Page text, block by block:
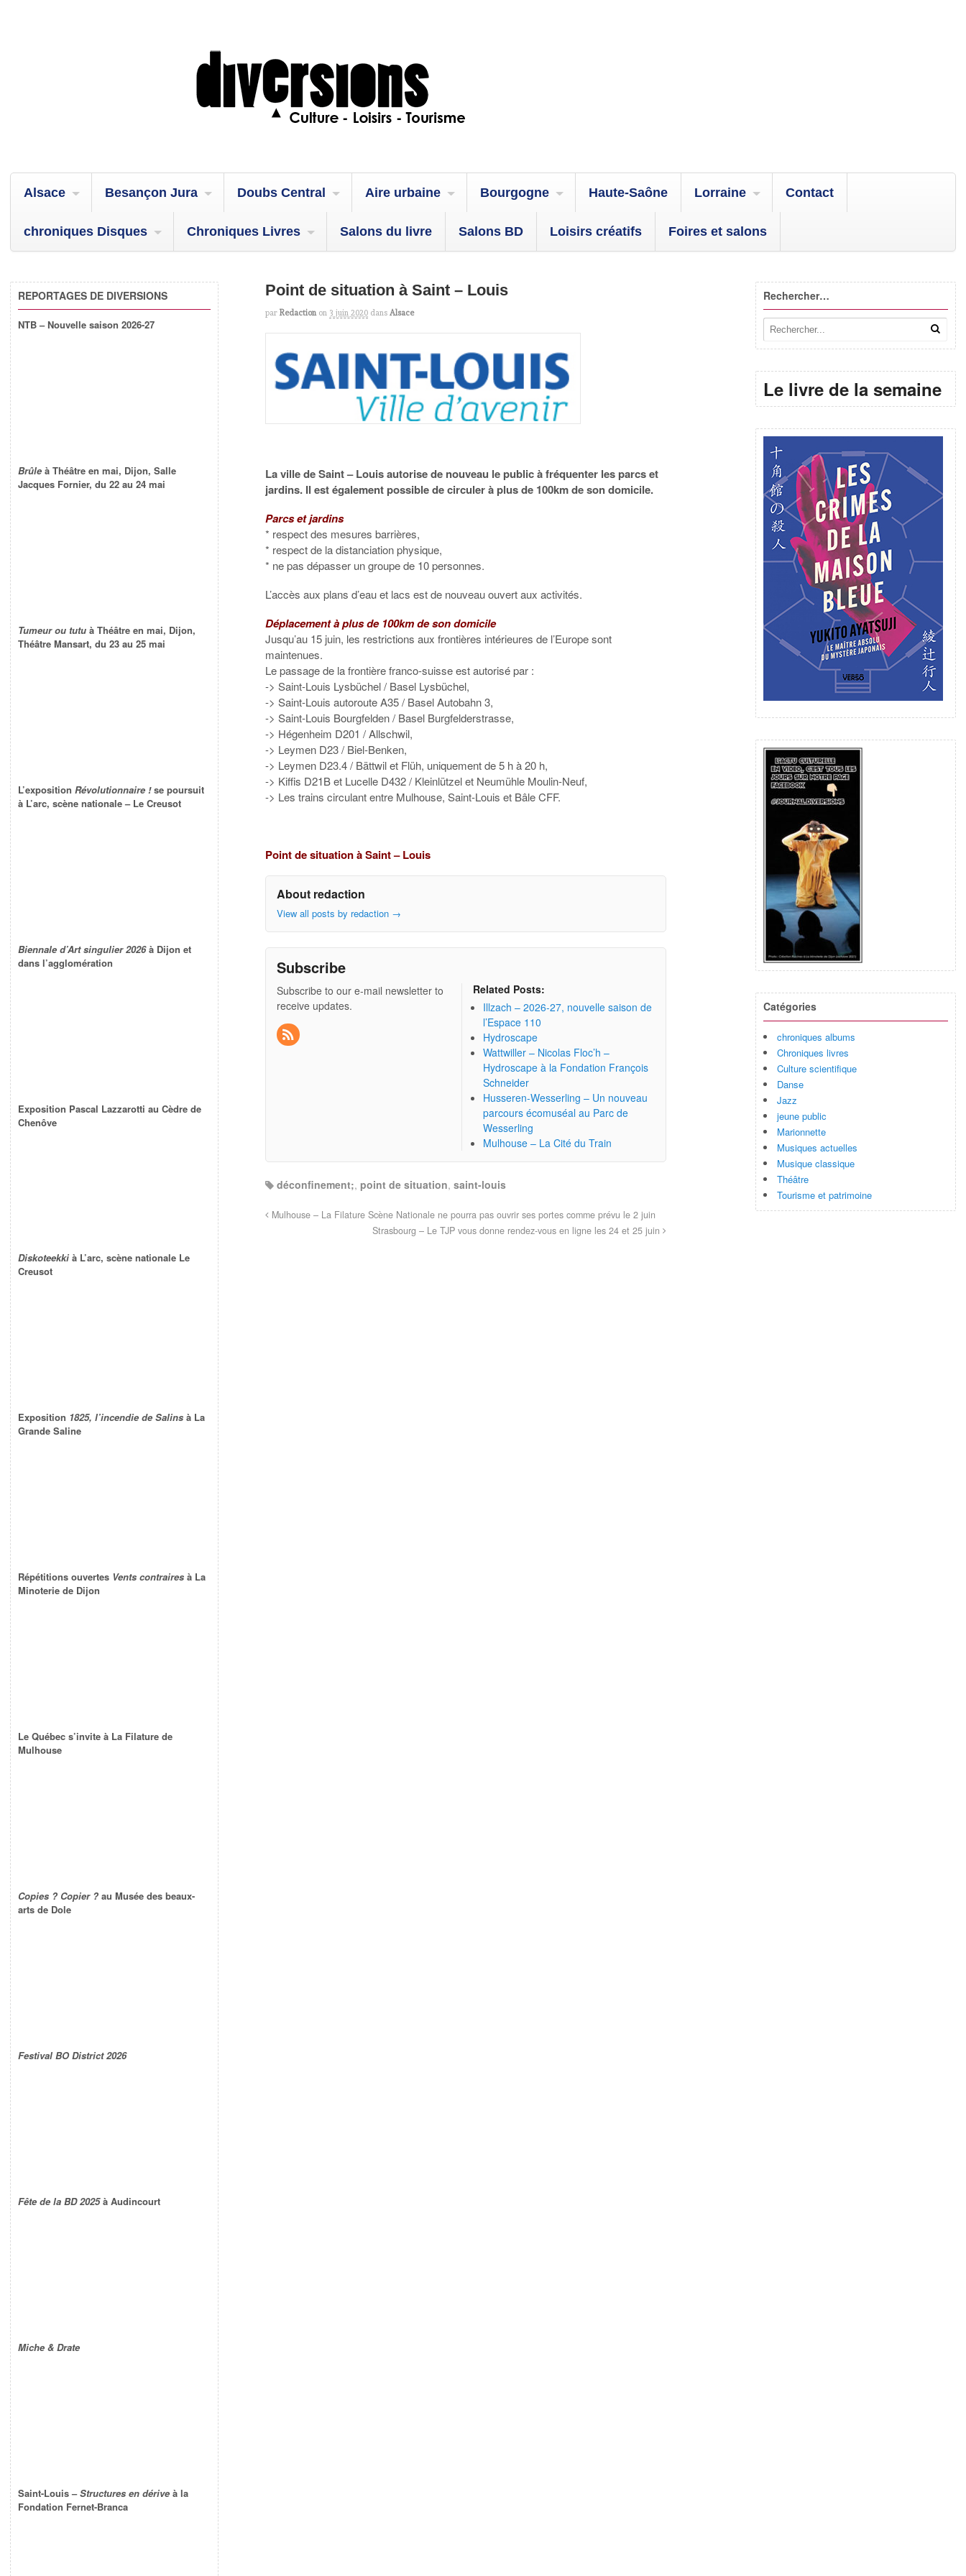
Alsace Besançon Jura Doubs Central Aire urbaine Bourgogne Haute-Saône Lorraine Contact
chroniques Disques Chroniques Livres Salons du livre Salons BD Loisirs créatifs Foires et salons
Point de situation à Saint – Louis
par Redaction on 3 juin 2020 dans Alsace
La ville de Saint – Louis autorise de nouveau le public à fréquenter les parcs et
jardins. Il est également possible de circuler à plus de 100km de son domicile.
Parcs et jardins
* respect des mesures barrières,
* respect de la distanciation physique,
* ne pas dépasser un groupe de 10 personnes.
L’accès aux plans d’eau et lacs est de nouveau ouvert aux activités.
Déplacement à plus de 100km de son domicile
Jusqu’au 15 juin, les restrictions aux frontières intérieures de l’Europe sont
maintenues.
Le passage de la frontière franco-suisse est autorisé par :
-> Saint-Louis Lysbüchel / Basel Lysbüchel,
-> Saint-Louis autoroute A35 / Basel Autobahn 3,
-> Saint-Louis Bourgfelden / Basel Burgfelderstrasse,
-> Hégenheim D201 / Allschwil,
-> Leymen D23 / Biel-Benken,
-> Leymen D23.4 / Bättwil et Flüh, uniquement de 5 h à 20 h,
-> Kiffis D21B et Lucelle D432 / Kleinlützel et Neumühle Moulin-Neuf,
-> Les trains circulant entre Mulhouse, Saint-Louis et Bâle CFF.
Point de situation à Saint – Louis
About redaction
View all posts by redaction →
Subscribe
Subscribe to our e-mail newsletter to
receive updates.
Related Posts:
Illzach – 2026-27, nouvelle saison de
l’Espace 110
Hydroscape
Wattwiller – Nicolas Floc’h –
Hydroscape à la Fondation François
Schneider
Husseren-Wesserling – Un nouveau
parcours écomuséal au Parc de
Wesserling
Mulhouse – La Cité du Train
déconfinement;,point de situation,saint-louis
Mulhouse – La Filature Scène Nationale ne pourra pas ouvrir ses portes comme prévu le 2 juin
Strasbourg – Le TJP vous donne rendez-vous en ligne les 24 et 25 juin
Rechercher…
Le livre de la semaine
Catégories
chroniques albums
Chroniques livres
Culture scientifique
Danse
Jazz
jeune public
Marionnette
Musiques actuelles
Musique classique
Théâtre
Tourisme et patrimoine
REPORTAGES DE DIVERSIONS
NTB – Nouvelle saison 2026-27
Brûle à Théâtre en mai, Dijon, Salle
Jacques Fornier, du 22 au 24 mai
Tumeur ou tutu à Théâtre en mai, Dijon,
Théâtre Mansart, du 23 au 25 mai
L’exposition Révolutionnaire !se poursuit
à L’arc, scène nationale – Le Creusot
Biennale d’Art singulier 2026à Dijon et
dans l’agglomération
Exposition Pascal Lazzarotti au Cèdre de
Chenôve
Diskoteekki à L’arc, scène nationale Le
Creusot
Exposition 1825, l’incendie de Salins à La
Grande Saline
Répétitions ouvertes Vents contraires à La
Minoterie de Dijon
Le Québec s’invite à La Filature de
Mulhouse
Copies ? Copier ? au Musée des beaux-
arts de Dole
Festival BO District 2026
Fête de la BD 2025à Audincourt
Miche & Drate
Saint-Louis –Structures en dérive à la
Fondation Fernet-Branca